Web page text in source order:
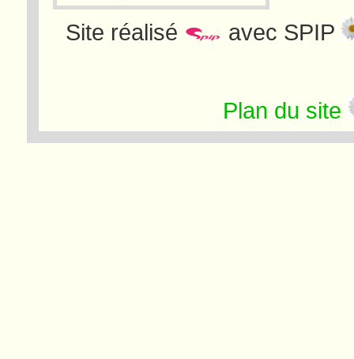
Site réalisé avec SPIP
Plan du site